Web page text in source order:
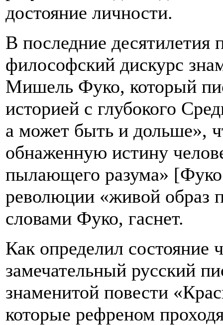
достояние личности.
В последние десятилетия
философский дискурс
Мишель Фуко, который
историей с глубокого
а может быть и дольше»,
обнаженную истину
пылающего разума»
революции «живой образ
словами Фуко, гаснет.
Как определил состояние
замечательный русский
знаменитой повести
которые рефреном